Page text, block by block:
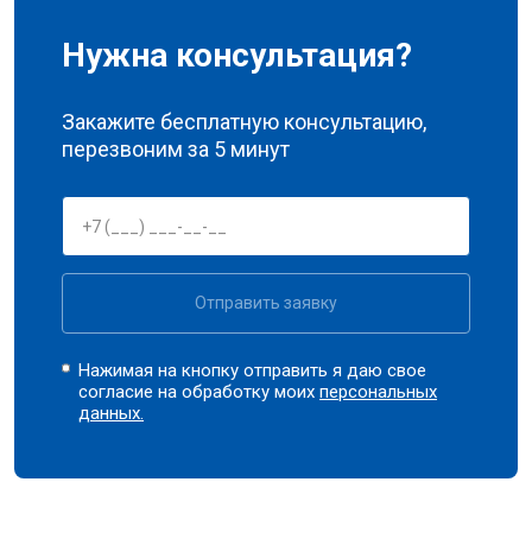
Нужна консультация?
Закажите бесплатную консультацию,
перезвоним за 5 минут
Отправить заявку
Нажимая на кнопку отправить я даю свое
согласие на обработку моихперсональных
данных.